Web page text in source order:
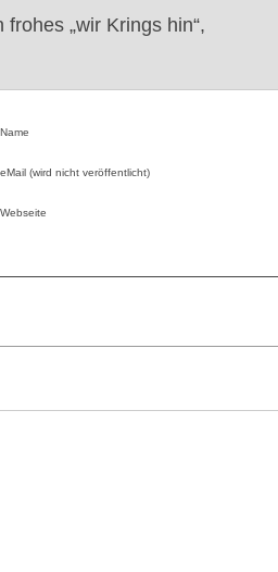
„wir Krings hin“,
Name
eMail (wird nicht veröffentlicht)
Webseite